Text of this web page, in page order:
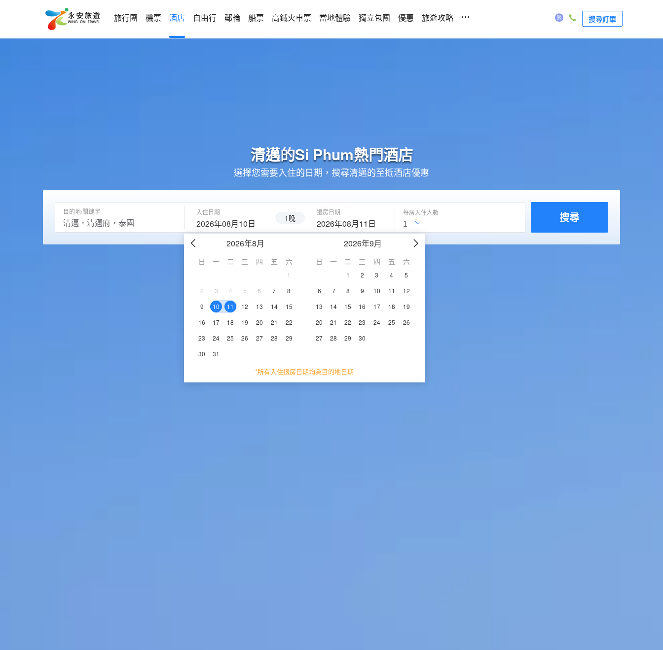
旅行團 機票 酒店 自由行 郵輪 船票 高鐵火車票 當地體驗 獨立包團 優惠 旅遊攻略 ... 搜尋訂單
清邁的Si Phum熱門酒店
選擇您需要入住的日期，搜尋清邁的至抵酒店優惠
目的地/關鍵字 入住日期
2026年08月10日 1晚
退房日期
2026年08月11日
2026年8月
日 一 二 三 四 五 六
1
2
3 4 5 6 7
8
9
10 11 12 13 14
15
16
17 18 19 20 21
22
23
24 25 26 27 28
29
30
31
2026年9月
日 一 二 三 四 五 六
1 2 3 4
5
6
7 8 9 10 11
12
13
14 15 16 17 18
19
20
21 22 23 24 25
26
27
28 29 30
*所有入住退房日期均為目的地日期
每房入住人數 搜尋